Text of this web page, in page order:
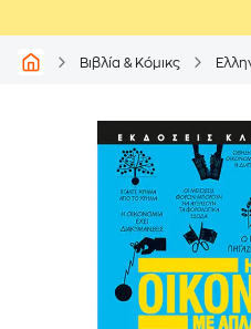
Βιβλία & Κόμικς